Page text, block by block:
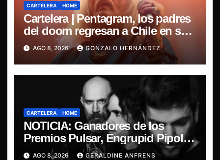
CARTELERA HOME
Cartelera | Pentagram, los padres
del doom regresan a Chile en su
última misa
AGO 8, 2026 GONZALO HERNÁNDEZ
CARTELERA HOME
NOTICIA: Ganadores de los
Premios Pulsar, Engrupid Pipol
presentan show exclusivo.
AGO 8, 2026 GERALDINE ANFRENS